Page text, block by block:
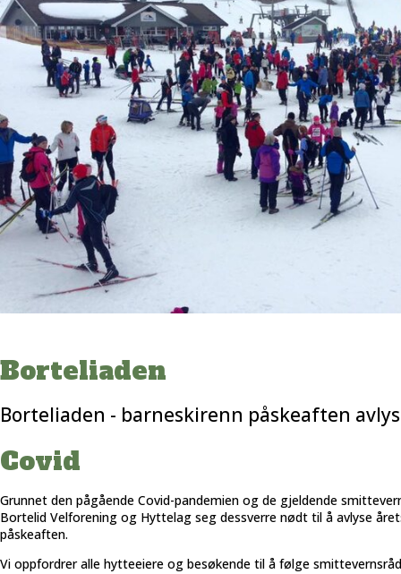
Borteliaden
Borteliaden - barneskirenn påskeaften
Covid
Grunnet den pågående Covid-pandemien og de gjeldende
Bortelid Velforening og Hyttelag seg dessverre nødt til å avlyse
påskeaften.
Vi oppfordrer alle hytteeiere og besøkende til å følge